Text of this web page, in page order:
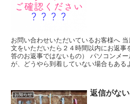
お問い合わせいただいているお客様へ
文をいただいたら２４時間以内にお返事
答のお返事ではないもの） パソコンメ
が、どうやら到着していない場合もある
お知らせ 返信がな